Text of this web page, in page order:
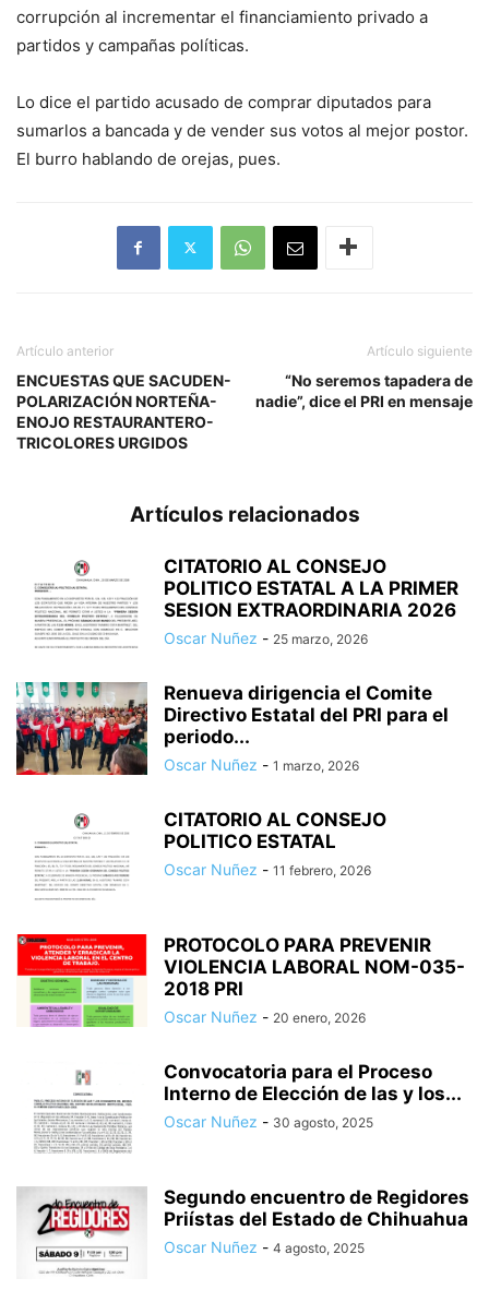
corrupción al incrementar el financiamiento privado a
partidos y campañas políticas.
Lo dice el partido acusado de comprar diputados para
sumarlos a bancada y de vender sus votos al mejor postor.
El burro hablando de orejas, pues.
Artículo anterior
ENCUESTAS QUE SACUDEN-
POLARIZACIÓN NORTEÑA-
ENOJO RESTAURANTERO-
TRICOLORES URGIDOS
Artículo siguiente
“No seremos tapadera de
nadie”, dice el PRI en mensaje
Artículos relacionados
CITATORIO AL CONSEJO
POLITICO ESTATAL A LA PRIMER
SESION EXTRAORDINARIA 2026
Oscar Nuñez - 25 marzo, 2026
Renueva dirigencia el Comite
Directivo Estatal del PRI para el
periodo...
Oscar Nuñez - 1 marzo, 2026
CITATORIO AL CONSEJO
POLITICO ESTATAL
Oscar Nuñez - 11 febrero, 2026
PROTOCOLO PARA PREVENIR
VIOLENCIA LABORAL NOM-035-
2018 PRI
Oscar Nuñez - 20 enero, 2026
Convocatoria para el Proceso
Interno de Elección de las y los...
Oscar Nuñez - 30 agosto, 2025
Segundo encuentro de Regidores
Priístas del Estado de Chihuahua
Oscar Nuñez - 4 agosto, 2025